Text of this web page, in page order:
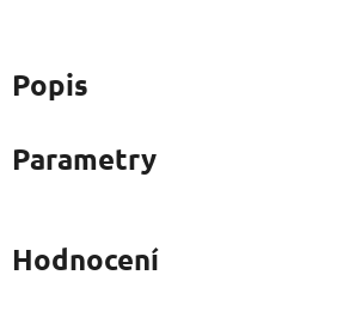
Popis
Parametry
Hodnocení